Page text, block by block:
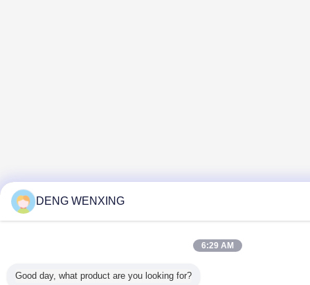
DENG WENXING
6:29 AM
Good day, what product are you looking for?